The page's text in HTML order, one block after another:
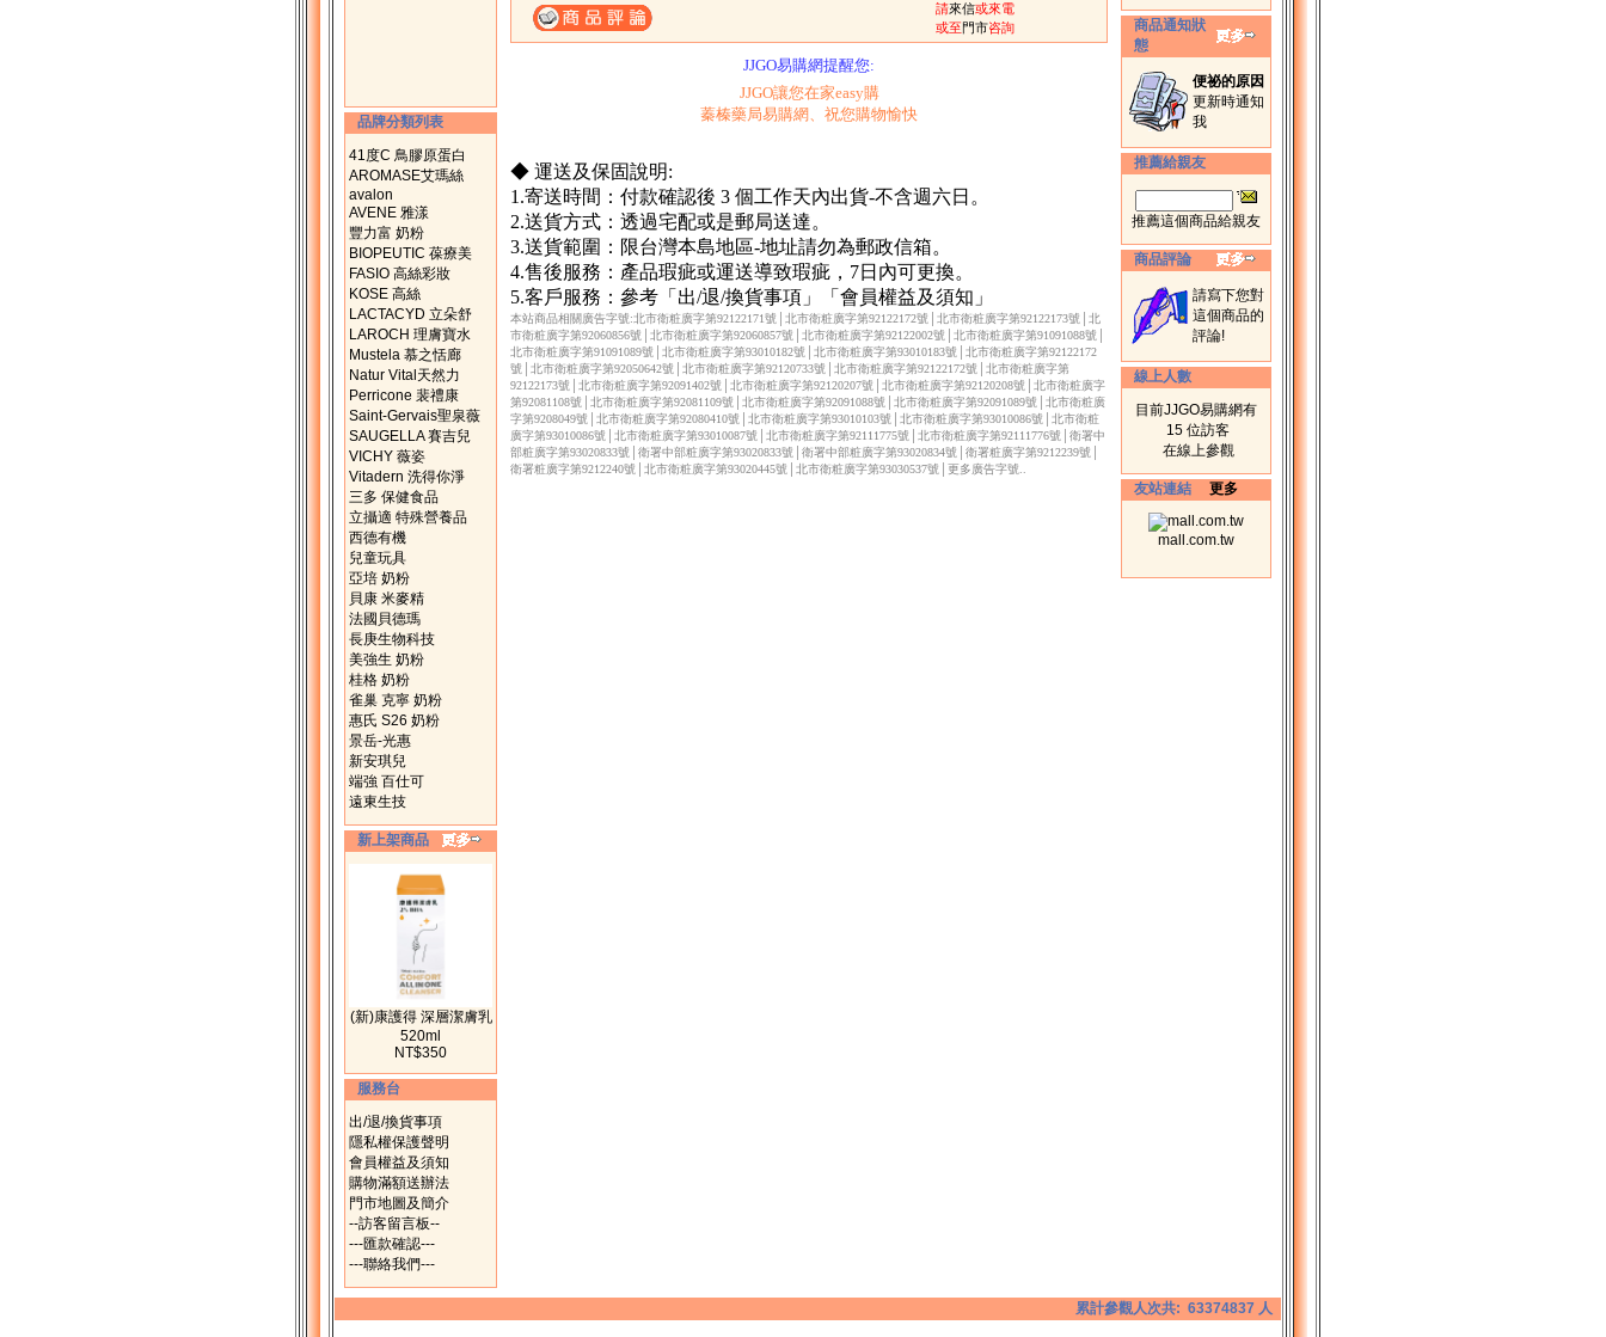
品牌分類列表
41度C 鳥膠原蛋白
AROMASE艾瑪絲
avalon
AVENE 雅漾
豐力富 奶粉
BIOPEUTIC 葆療美
FASIO 高絲彩妝
KOSE 高絲
LACTACYD 立朵舒
LAROCH 理膚寶水
Mustela 慕之恬廊
Natur Vital天然力
Perricone 裴禮康
Saint-Gervais聖泉薇
SAUGELLA 賽吉兒
VICHY 薇姿
Vitadern 洗得你淨
三多 保健食品
立攝適 特殊營養品
西德有機
兒童玩具
亞培 奶粉
貝康 米麥精
法國貝德瑪
長庚生物科技
美強生 奶粉
桂格 奶粉
雀巢 克寧 奶粉
惠氏 S26 奶粉
景岳-光惠
新安琪兒
端強 百仕可
遠東生技
新上架商品
(新)康護得 深層潔膚乳
520ml
NT$350
服務台
出/退/換貨事項
隱私權保護聲明
會員權益及須知
購物滿額送辦法
門市地圖及簡介
--訪客留言板--
---匯款確認---
---聯絡我們---
請來信或來電
或至門市咨詢
JJGO易購網提醒您:
一、購滿1500元，免費送到府-未滿1500元運費150元。
二、購物滿2000元起送超質贈品-請參考滿額送辦法。
JJGO讓您在家easy購
蓁榛藥局易購網、祝您購物愉快
◆ 運送及保固說明:
1.寄送時間：付款確認後 3 個工作天內出貨-不含週六日。
2.送貨方式：透過宅配或是郵局送達。
3.送貨範圍：限台灣本島地區-地址請勿為郵政信箱。
4.售後服務：產品瑕疵或運送導致瑕疵，7日內可更換。
5.客戶服務：參考「出/退/換貨事項」「會員權益及須知」
本站商品相關廣告字號:北市衛粧廣字第92122171號│北市衛粧廣字第92122172號│北市衛粧廣字第92122173號│北
市衛粧廣字第92060856號│北市衛粧廣字第92060857號│北市衛粧廣字第92122002號│北市衛粧廣字第91091088號│
北市衛粧廣字第91091089號│北市衛粧廣字第93010182號│北市衛粧廣字第93010183號│北市衛粧廣字第92122172
號│北市衛粧廣字第92050642號│北市衛粧廣字第92120733號│北市衛粧廣字第92122172號│北市衛粧廣字第
92122173號│北市衛粧廣字第92091402號│北市衛粧廣字第92120207號│北市衛粧廣字第92120208號│北市衛粧廣字
第92081108號│北市衛粧廣字第92081109號│北市衛粧廣字第92091088號│北市衛粧廣字第92091089號│北市衛粧廣
字第9208049號│北市衛粧廣字第92080410號│北市衛粧廣字第93010103號│北市衛粧廣字第93010086號│北市衛粧
廣字第93010086號│北市衛粧廣字第93010087號│北市衛粧廣字第92111775號│北市衛粧廣字第92111776號│衛署中
部粧廣字第93020833號│衛署中部粧廣字第93020833號│衛署中部粧廣字第93020834號│衛署粧廣字第9212239號│
衛署粧廣字第9212240號│北市衛粧廣字第93020445號│北市衛粧廣字第93030537號│更多廣告字號..
商品通知狀
態
便祕的原因
更新時通知
我
推薦給親友
推薦這個商品給親友
商品評論
請寫下您對
這個商品的
評論!
線上人數
目前JJGO易購網有
15 位訪客
在線上參觀
友站連結 更多
mall.com.tw
累計參觀人次共: 63374837 人